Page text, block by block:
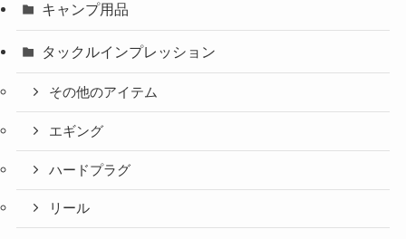
キャンプ用品
タックルインプレッション
その他のアイテム
エギング
ハードプラグ
リール